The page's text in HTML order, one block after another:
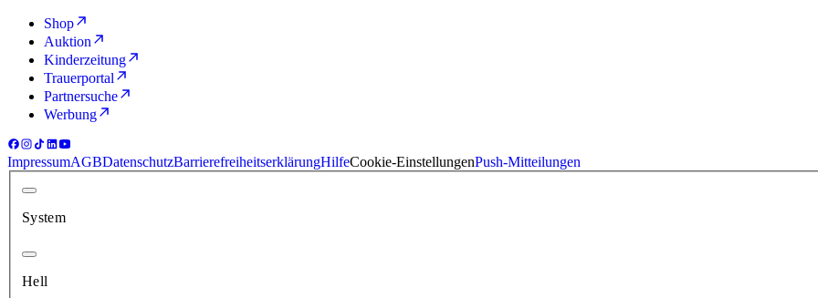
Shop
Auktion
Kinderzeitung
Trauerportal
Partnersuche
Werbung
ImpressumAGBDatenschutzBarrierefreiheitserklärungHilfeCookie-EinstellungenPush-Mitteilungen
System
Hell